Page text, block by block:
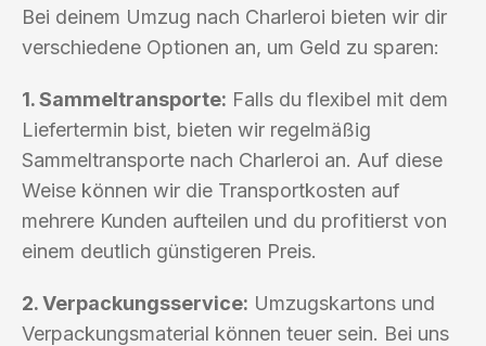
Bei deinem Umzug nach Charleroi bieten wir dir
verschiedene Optionen an, um Geld zu sparen:
1. Sammeltransporte: Falls du flexibel mit dem
Liefertermin bist, bieten wir regelmäßig
Sammeltransporte nach Charleroi an. Auf diese
Weise können wir die Transportkosten auf
mehrere Kunden aufteilen und du profitierst von
einem deutlich günstigeren Preis.
2. Verpackungsservice: Umzugskartons und
Verpackungsmaterial können teuer sein. Bei uns